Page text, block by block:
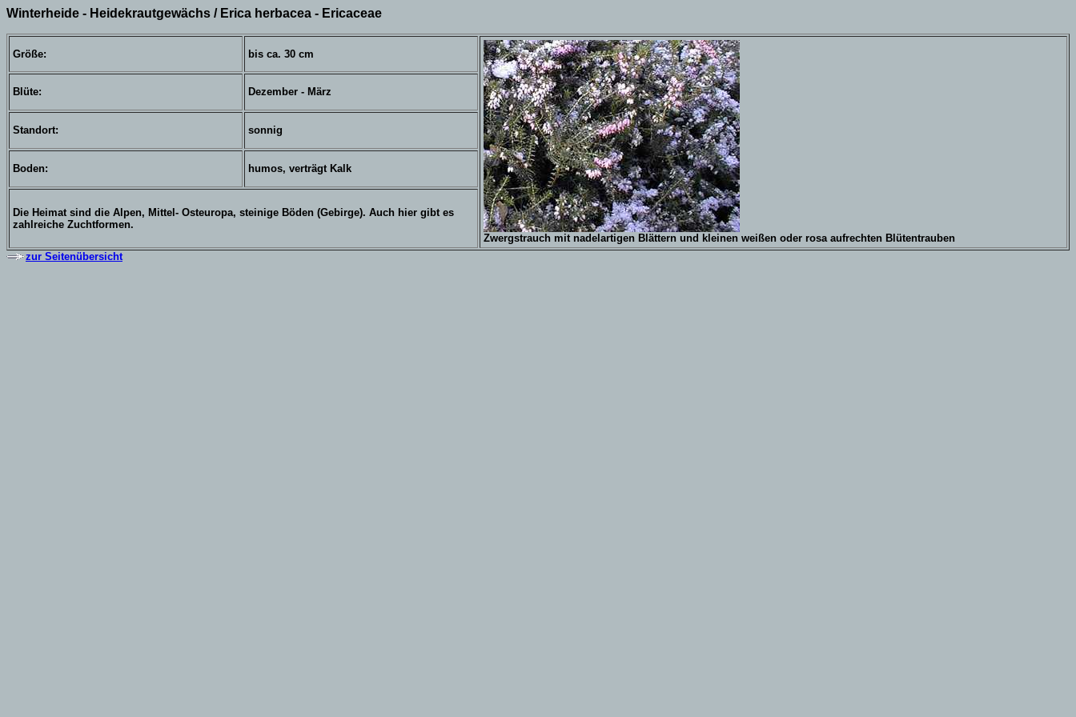
Winterheide - Heidekrautgewächs / Erica herbacea - Ericaceae
Größe: bis ca. 30 cm
Zwergstrauch mit nadelartigen Blättern und kleinen weißen oder rosa aufrechten Blütentrauben
Blüte: Dezember - März
Standort: sonnig
Boden: humos, verträgt Kalk
Die Heimat sind die Alpen, Mittel- Osteuropa, steinige Böden (Gebirge). Auch hier gibt es
zahlreiche Zuchtformen.
zur Seitenübersicht